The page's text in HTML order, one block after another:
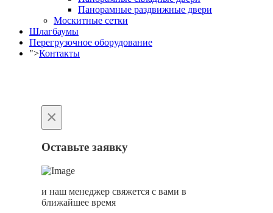
Панорамные раздвижные двери
Москитные сетки
Шлагбаумы
Перегрузочное оборудование
">Контакты
×
Оставьте заявку
и наш менеджер свяжется с вами в
ближайшее время